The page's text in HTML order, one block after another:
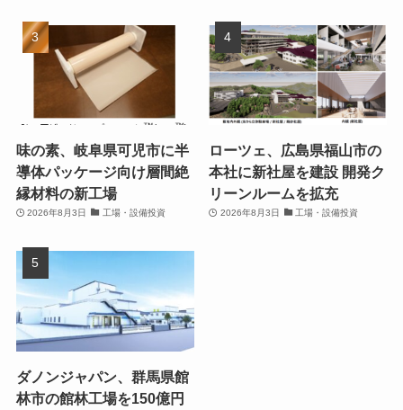
味の素、岐阜県可児市に半
導体パッケージ向け層間絶
縁材料の新工場
2026年8月3日 工場・設備投資
ローツェ、広島県福山市の
本社に新社屋を建設 開発ク
リーンルームを拡充
2026年8月3日 工場・設備投資
ダノンジャパン、群馬県館
林市の館林工場を150億円